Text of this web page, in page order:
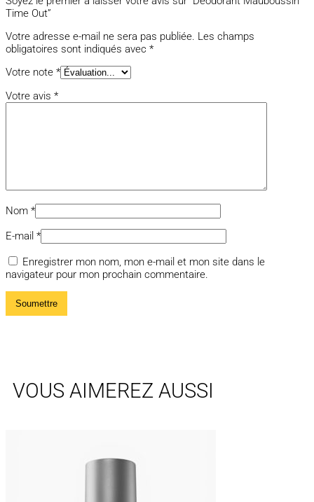
Time Out”
Votre adresse e-mail ne sera pas publiée. Les champs
obligatoires sont indiqués avec *
Votre note *
Votre avis *
Nom *
E-mail *
Enregistrer mon nom, mon e-mail et mon site dans le
navigateur pour mon prochain commentaire.
VOUS AIMEREZ AUSSI